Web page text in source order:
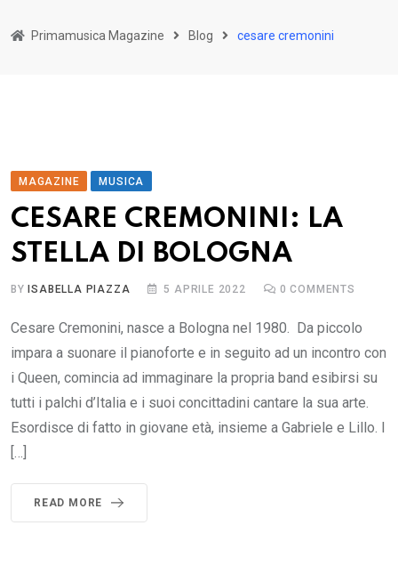
Primamusica Magazine Blog cesare cremonini
MAGAZINE MUSICA
CESARE CREMONINI: LA
STELLA DI BOLOGNA
BYISABELLA PIAZZA 5 APRILE 2022 0 COMMENTS
Cesare Cremonini, nasce a Bologna nel 1980. Da piccolo
impara a suonare il pianoforte e in seguito ad un incontro con
i Queen, comincia ad immaginare la propria band esibirsi su
tutti i palchi d’Italia e i suoi concittadini cantare la sua arte.
Esordisce di fatto in giovane età, insieme a Gabriele e Lillo. I
[…]
READ MORE